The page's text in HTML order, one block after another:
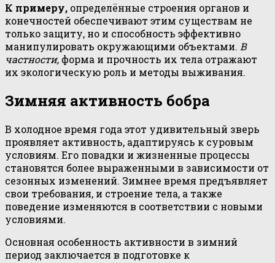
К примеру, определённые строения органов и
конечностей обеспечивают этим существам не
только защиту, но и способность эффективно
манипулировать окружающими объектами. В
частности, форма и прочность их тела отражают
их экологическую роль и методы выживания.
Зимняя активность бобра
В холодное время года этот удивительный зверь
проявляет активность, адаптируясь к суровым
условиям. Его повадки и жизненные процессы
становятся более выраженными в зависимости от
сезонных изменений. Зимнее время предъявляет
свои требования, и строение тела, а также
поведение изменяются в соответствии с новыми
условиями.
Основная особенность активности в зимний
период заключается в подготовке к